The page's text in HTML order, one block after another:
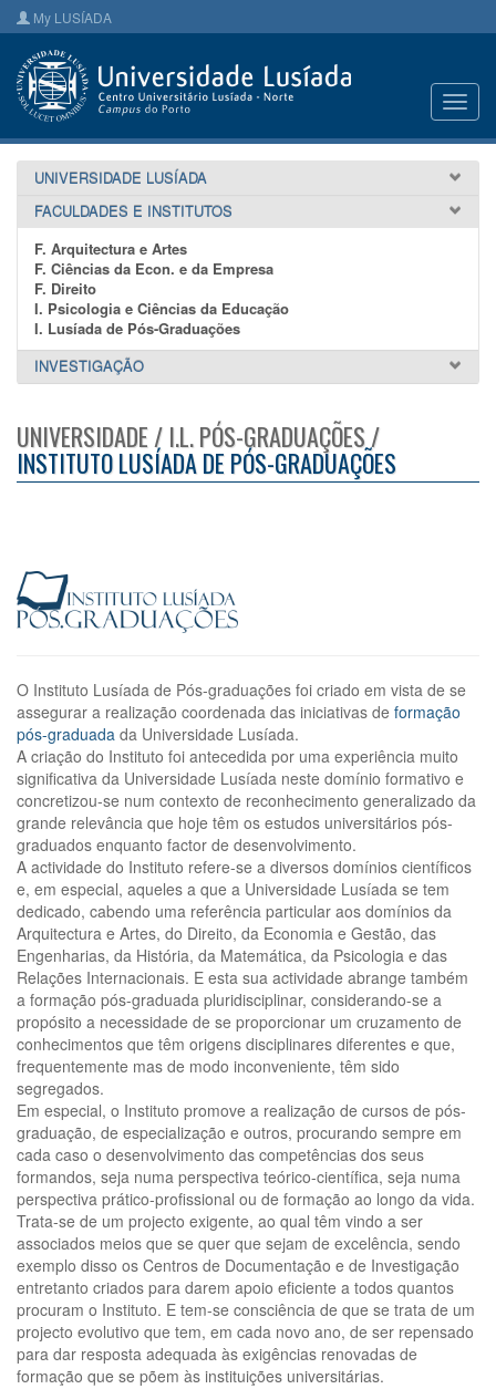
My LUSÍADA
UNIVERSIDADE LUSÍADA
FACULDADES E INSTITUTOS
F. Arquitectura e Artes
F. Ciências da Econ. e da Empresa
F. Direito
I. Psicologia e Ciências da Educação
I. Lusíada de Pós-Graduações
INVESTIGAÇÃO
UNIVERSIDADE / I.L. PÓS-GRADUAÇÕES /
INSTITUTO LUSÍADA DE PÓS-GRADUAÇÕES
O Instituto Lusíada de Pós-graduações foi criado em vista de se
assegurar a realização coordenada das iniciativas de formação
pós-graduada da Universidade Lusíada.
A criação do Instituto foi antecedida por uma experiência muito
significativa da Universidade Lusíada neste domínio formativo e
concretizou-se num contexto de reconhecimento generalizado da
grande relevância que hoje têm os estudos universitários pós-
graduados enquanto factor de desenvolvimento.
A actividade do Instituto refere-se a diversos domínios científicos
e, em especial, aqueles a que a Universidade Lusíada se tem
dedicado, cabendo uma referência particular aos domínios da
Arquitectura e Artes, do Direito, da Economia e Gestão, das
Engenharias, da História, da Matemática, da Psicologia e das
Relações Internacionais. E esta sua actividade abrange também
a formação pós-graduada pluridisciplinar, considerando-se a
propósito a necessidade de se proporcionar um cruzamento de
conhecimentos que têm origens disciplinares diferentes e que,
frequentemente mas de modo inconveniente, têm sido
segregados.
Em especial, o Instituto promove a realização de cursos de pós-
graduação, de especialização e outros, procurando sempre em
cada caso o desenvolvimento das competências dos seus
formandos, seja numa perspectiva teórico-científica, seja numa
perspectiva prático-profissional ou de formação ao longo da vida.
Trata-se de um projecto exigente, ao qual têm vindo a ser
associados meios que se quer que sejam de excelência, sendo
exemplo disso os Centros de Documentação e de Investigação
entretanto criados para darem apoio eficiente a todos quantos
procuram o Instituto. E tem-se consciência de que se trata de um
projecto evolutivo que tem, em cada novo ano, de ser repensado
para dar resposta adequada às exigências renovadas de
formação que se põem às instituições universitárias.